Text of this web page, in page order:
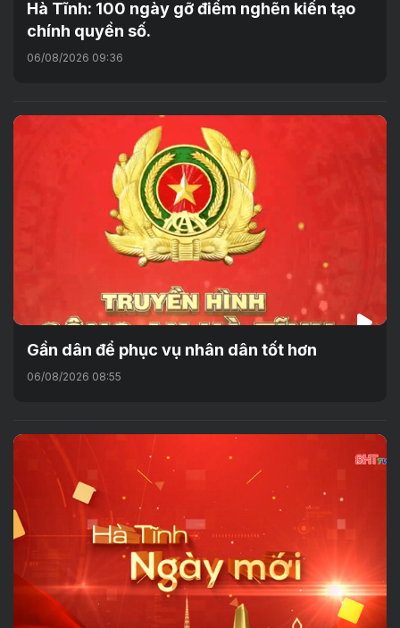
Hà Tĩnh: 100 ngày gỡ điểm nghẽn kiến tạo
chính quyền số.
06/08/2026 09:36
Gần dân để phục vụ nhân dân tốt hơn
06/08/2026 08:55